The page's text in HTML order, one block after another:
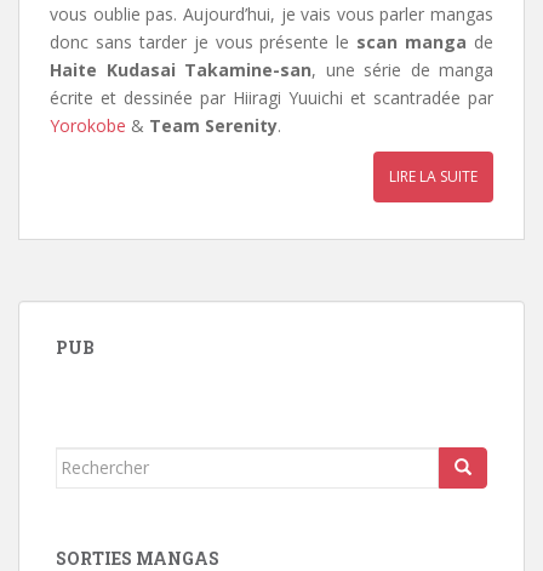
vous oublie pas. Aujourd’hui, je vais vous parler mangas
donc sans tarder je vous présente le scan manga de
Haite Kudasai Takamine-san, une série de manga
écrite et dessinée par Hiiragi Yuuichi et scantradée par
Yorokobe & Team Serenity.
LIRE LA SUITE
PUB
Rechercher...
SORTIES MANGAS